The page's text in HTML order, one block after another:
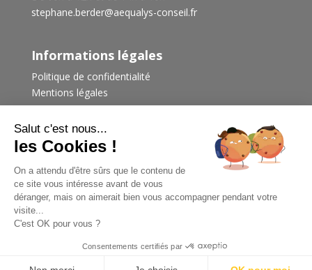
stephane.berder@aequalys-conseil.fr
Informations légales
Politique de confidentialité
Mentions légales
© Tout droits réservés par Aequalys Conseil - Création
et Gestion du Site par Sandrine Berder
Salut c'est nous...
les Cookies !
On a attendu d'être sûrs que le contenu de
ce site vous intéresse avant de vous
déranger, mais on aimerait bien vous accompagner pendant votre
visite...
C'est OK pour vous ?
Consentements certifiés par